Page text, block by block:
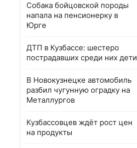
Собака бойцовской породы
напала на пенсионерку в
Юрге
ДТП в Кузбассе: шестеро
пострадавших среди них дети
В Новокузнецке автомобиль
разбил чугунную оградку на
Металлургов
Кузбассовцев ждёт рост цен
на продукты